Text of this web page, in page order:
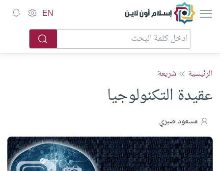
إسلام أون لاين EN
الرئيسية شريعة
عقيدة التكنولوجيا
مسعود صبري